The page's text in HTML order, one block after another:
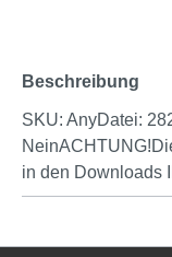
Beschreibung
SKU: AnyDatei:
in den Downloads